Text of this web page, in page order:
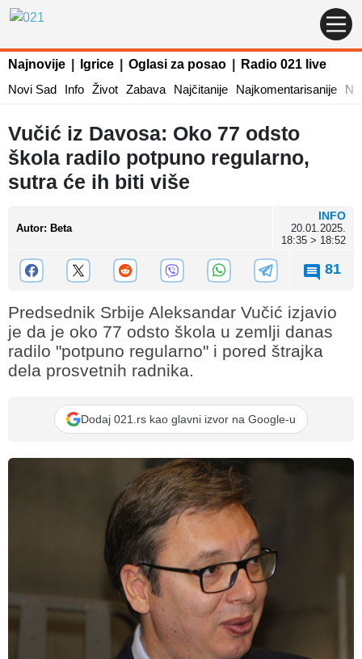
Najnovije Igrice Oglasi za posao
Radio 021 live
Novi Sad
Info Život Zabava Najčitanije Najkomentarisanije
Vučić iz Davosa: Oko 77 odsto
škola radilo potpuno regularno,
sutra će ih biti više
Autor: Beta
INFO
20.01.2025.
18:35 > 18:52
81
Predsednik Srbije Aleksandar Vučić izjavio
je da je oko 77 odsto škola u zemlji danas
radilo "potpuno regularno" i pored štrajka
dela prosvetnih radnika.
Dodaj 021.rs kao glavni izvor na Google-u